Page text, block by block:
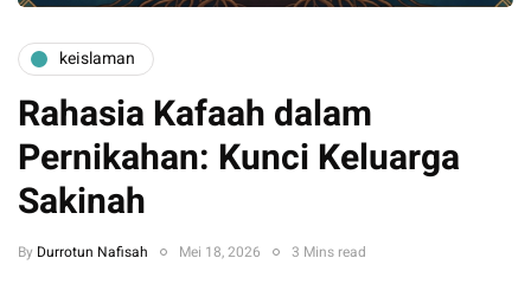
keislaman
Rahasia Kafaah dalam
Pernikahan: Kunci Keluarga
Sakinah
By Durrotun Nafisah Mei 18, 2026 3 Mins read